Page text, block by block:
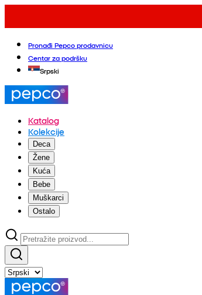
Pronađi Pepco prodavnicu
Centar za podršku
Srpski
Katalog
Kolekcije
Deca
Žene
Kuća
Bebe
Muškarci
Ostalo